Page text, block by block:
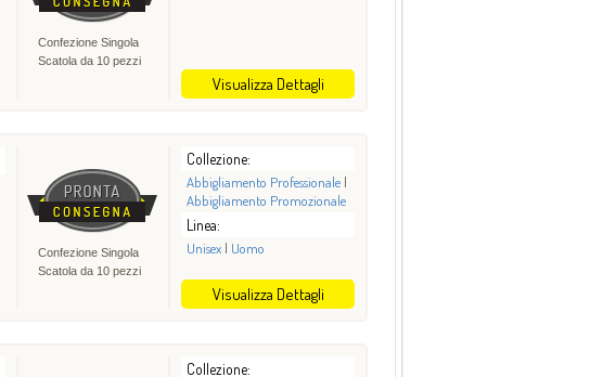
Confezione Singola
Scatola da 10 pezzi
Visualizza Dettagli
Confezione Singola
Scatola da 10 pezzi
Collezione:
Abbigliamento Professionale |
Abbigliamento Promozionale
Linea:
Unisex | Uomo
Visualizza Dettagli
Collezione: